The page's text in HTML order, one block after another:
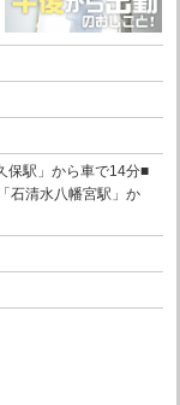
保駅」から車で14分■
石清水八幡宮駅」か